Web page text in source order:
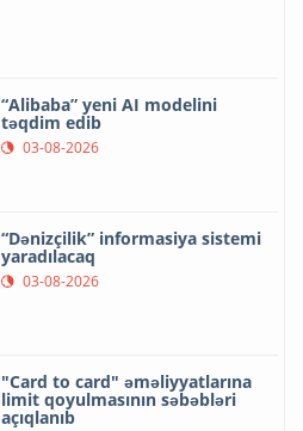
“Alibaba” yeni AI modelini
təqdim edib
03-08-2026
“Dənizçilik” informasiya sistemi
yaradılacaq
03-08-2026
"Card to card" əməliyyatlarına
limit qoyulmasının səbəbləri
açıqlanıb